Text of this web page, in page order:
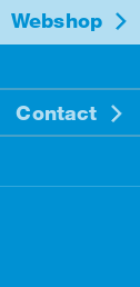
Webshop
Contact